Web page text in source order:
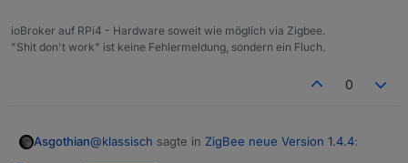
der geänderten Verdrahtung auch mal einzeln vom
Netz nehmen kann, ohne gleich einen ganzen
haben sich auch mal zwei Panels statt des eigentlich
ioBroker auf RPi4 - Hardware soweit wie möglich via Zigbee.
"Shit don't work" ist keine Fehlermeldung, sondern ein Fluch.
0
Asgothian@klassisch sagte in ZigBee neue Version 1.4.4: